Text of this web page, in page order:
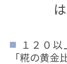
１２０
「糀の黄金